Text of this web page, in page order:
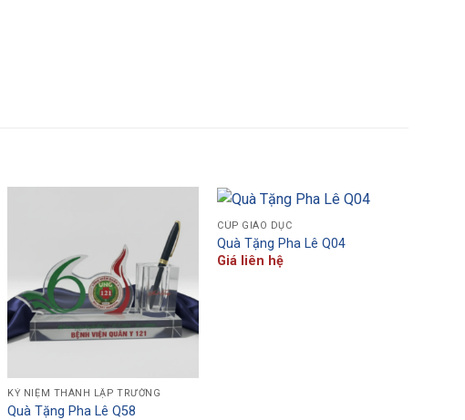
KỶ NIỆM THÀNH LẬP TRƯỜNG
Quà Tặng Pha Lê Q58
CÚP GIÁO DỤC
Quà Tặng Pha Lê Q04
Giá liên hệ